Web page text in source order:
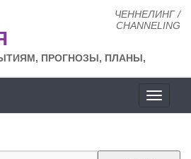
ЧЕННЕЛИНГ /
CHANNELING
ПРОГНОЗЫ, ПЛАНЫ,
сайта